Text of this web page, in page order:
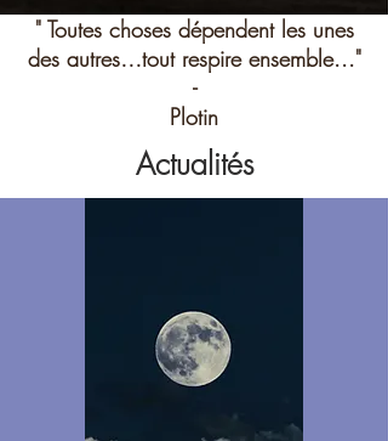
" Toutes choses dépendent les unes
des autres…tout respire ensemble..."
-
Plotin
Actualités